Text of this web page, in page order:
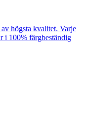
högsta kvalitet. Varje
i 100% färgbeständig